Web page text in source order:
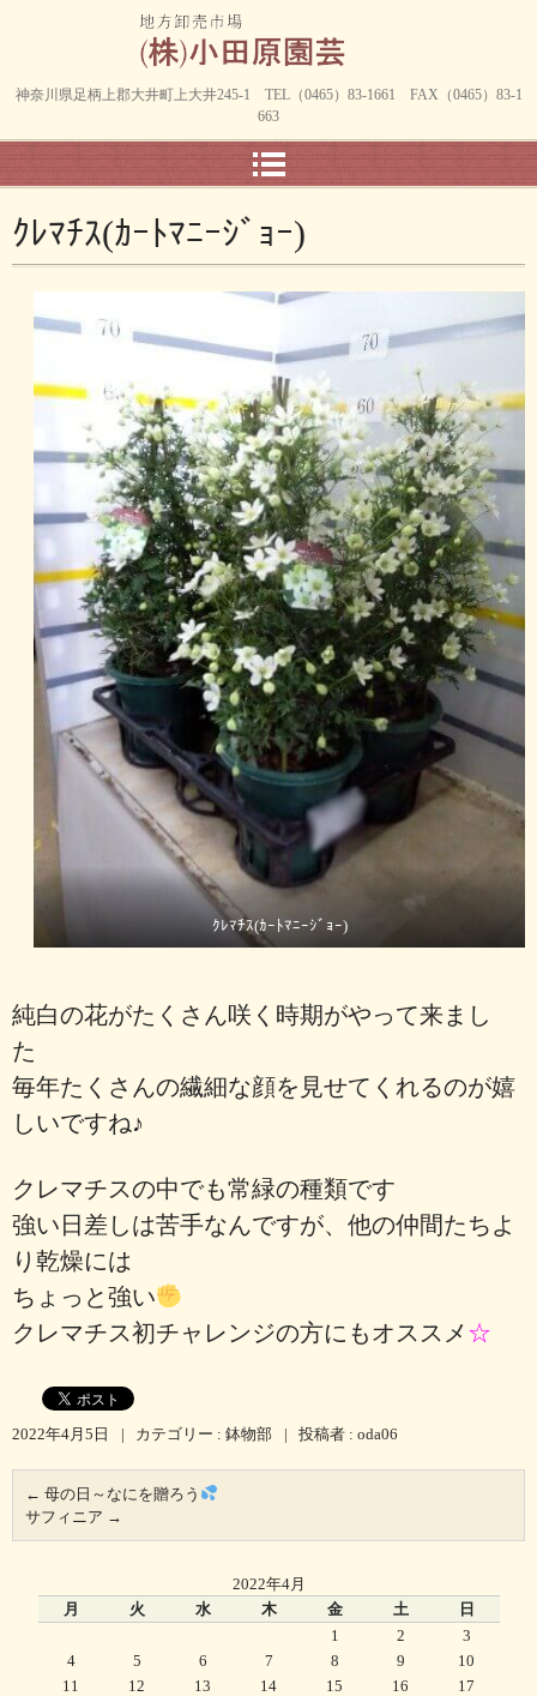
神奈川県足柄上郡大井町上大井245-1 TEL（0465）83-1661 FAX（0465）83-1
663
ｸﾚﾏﾁｽ(ｶｰﾄﾏﾆｰｼﾞｮｰ)
ｸﾚﾏﾁｽ(ｶｰﾄﾏﾆｰｼﾞｮｰ)
純白の花がたくさん咲く時期がやって来まし
た
毎年たくさんの繊細な顔を見せてくれるのが嬉
しいですね♪
クレマチスの中でも常緑の種類です
強い日差しは苦手なんですが、他の仲間たちよ
り乾燥には
ちょっと強い
クレマチス初チャレンジの方にもオススメ ☆
2022年4月5日 | カテゴリー : 鉢物部 | 投稿者 : oda06
← 母の日～なにを贈ろう
サフィニア →
2022年4月
月
火 水 木 金 土 日
1 2
3
4
5 6 7 8 9
10
11
12 13 14 15 16
17